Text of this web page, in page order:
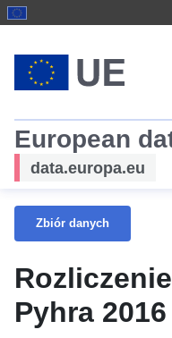
European
data.europa.eu
Zbiór danych
Pyhra